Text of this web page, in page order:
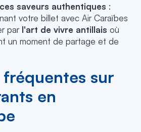
saveurs authentiques :
votre billet avec Air Caraïbes
par l'art de vivre antillais où
un moment de partage et de
sur
en